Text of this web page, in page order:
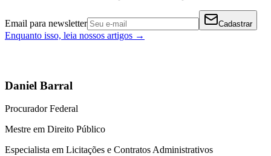
Email para newsletter Cadastrar
Enquanto isso, leia nossos artigos →
Daniel Barral
Procurador Federal
Mestre em Direito Público
Especialista em Licitações e Contratos Administrativos